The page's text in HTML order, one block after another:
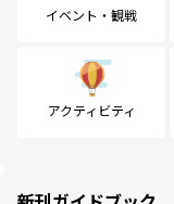
イベント・観戦
アクティビティ